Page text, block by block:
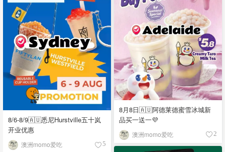
8月8日🇦🇺阿德莱德蜜雪冰城新
品买一送一💜
澳洲momo爱吃 2
8/6-8/9🇦🇺悉尼Hurstville五十岚
开业优惠
澳洲momo爱吃 5